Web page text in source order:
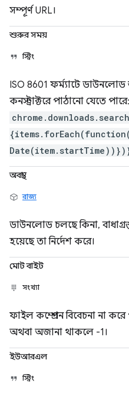
সম্পূর্ণ URL।
শুরুর সময়
স্ট্রিং
ISO 8601 ফর্ম্যাটে
কনস্ট্রাক্টরে পাঠানো যেতে পারে:
অবস্থা
রাজ্য
ডাউনলোড চলছে কিনা,
হয়েছে তা নির্দেশ করে।
মোট বাইট
সংখ্যা
ফাইল কম্প্রেশন বিবেচনা না
অথবা অজানা থাকলে -1।
ইউআরএল
স্ট্রিং